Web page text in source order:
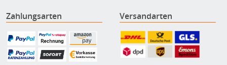
Zahlungsarten Versandarten